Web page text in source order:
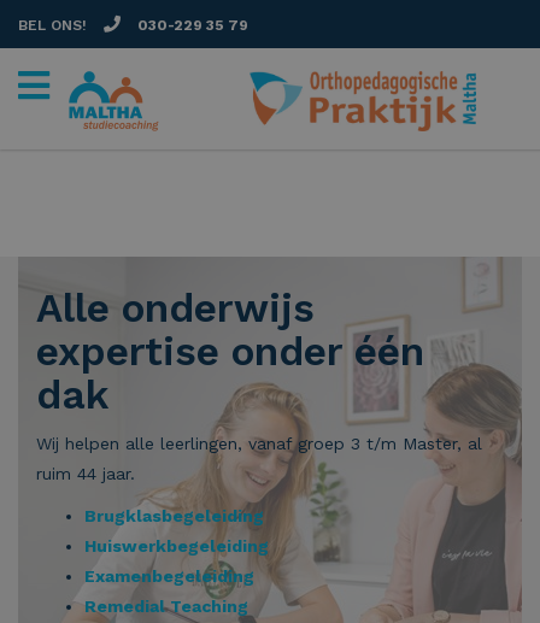
BEL ONS! 030-229 35 79
Alle onderwijs
expertise onder één
dak
Wij helpen alle leerlingen, vanaf groep 3 t/m Master, al
ruim 44 jaar.
Brugklasbegeleiding
Huiswerkbegeleiding
Examenbegeleiding
Remedial Teaching